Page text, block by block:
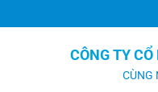
CÔNG TY
CÙNG